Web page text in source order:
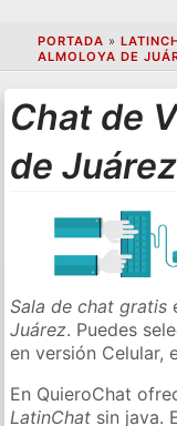
PORTADA »
ALMOLOYA DE
Chat de
de Juárez
Sala de chat gratis
Juárez. Puedes
en versión Celular,
En QuieroChat
LatinChat sin java.